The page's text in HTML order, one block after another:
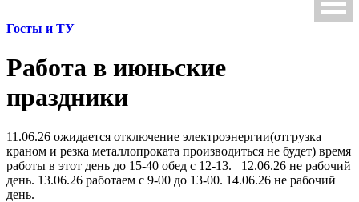
Госты и ТУ
Работа в июньские
праздники
11.06.26 ожидается отключение электроэнергии(отгрузка
краном и резка металлопроката производиться не будет) время
работы в этот день до 15-40 обед с 12-13. 12.06.26 не рабочий
день. 13.06.26 работаем с 9-00 до 13-00. 14.06.26 не рабочий
день.